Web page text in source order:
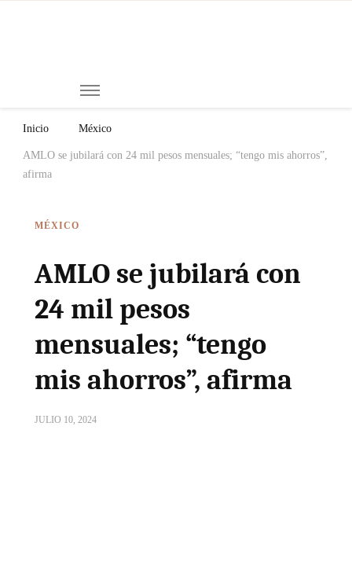
Inicio México
AMLO se jubilará con 24 mil pesos mensuales; “tengo mis ahorros”,
afirma
MÉXICO
AMLO se jubilará con
24 mil pesos
mensuales; “tengo
mis ahorros”, afirma
JULIO 10, 2024